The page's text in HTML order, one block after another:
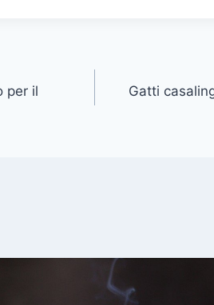
per il
Gatti